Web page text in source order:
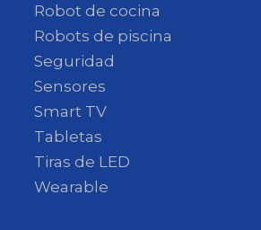
Robot de cocina
Robots de piscina
Seguridad
Sensores
Smart TV
Tabletas
Tiras de LED
Wearable